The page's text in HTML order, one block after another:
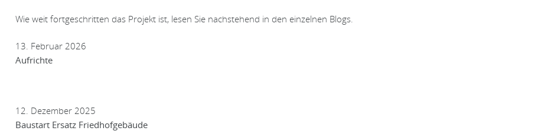
(ausgewählt)
Wie weit fortgeschritten das Projekt ist, lesen Sie nachstehend in den einzelnen Blogs.
13. Februar 2026
Aufrichte
12. Dezember 2025
Baustart Ersatz Friedhofgebäude